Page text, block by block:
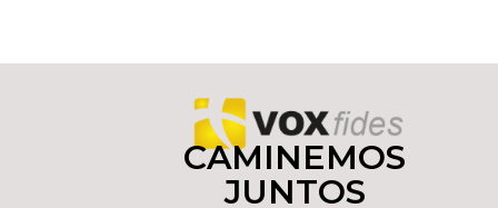
CAMINEMOS
JUNTOS